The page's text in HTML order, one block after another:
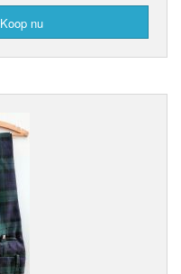
Koop nu